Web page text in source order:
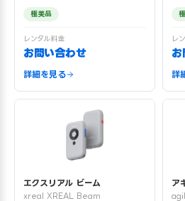
極美品
レンタル料金
お問い合わせ
詳細を見る
レ
お
詳
エクスリアル ビーム
xreal XREAL Beam
ア